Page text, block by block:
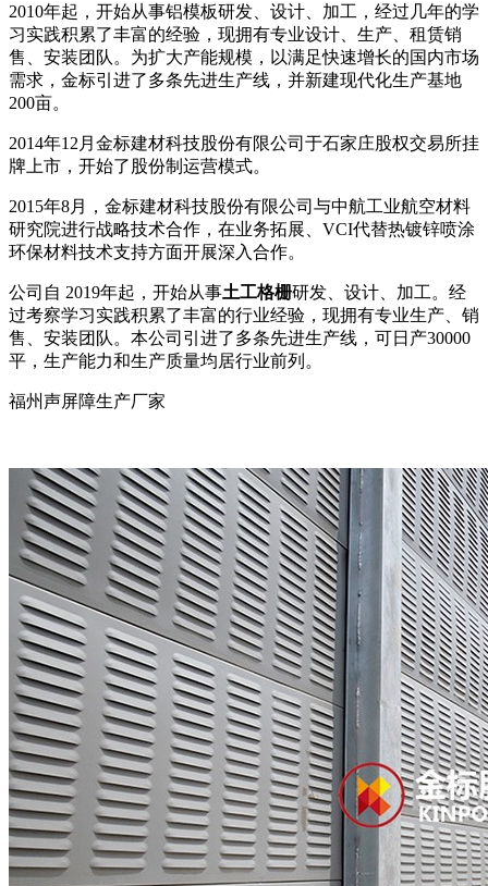
2010年起，开始从事铝模板研发、设计、加工，经过几年的学
习实践积累了丰富的经验，现拥有专业设计、生产、租赁销
售、安装团队。为扩大产能规模，以满足快速增长的国内市场
需求，金标引进了多条先进生产线，并新建现代化生产基地
200亩。
2014年12月金标建材科技股份有限公司于石家庄股权交易所挂
牌上市，开始了股份制运营模式。
2015年8月，金标建材科技股份有限公司与中航工业航空材料
研究院进行战略技术合作，在业务拓展、VCI代替热镀锌喷涂
环保材料技术支持方面开展深入合作。
公司自 2019年起，开始从事土工格栅研发、设计、加工。经
过考察学习实践积累了丰富的行业经验，现拥有专业生产、销
售、安装团队。本公司引进了多条先进生产线，可日产30000
平，生产能力和生产质量均居行业前列。
福州声屏障生产厂家